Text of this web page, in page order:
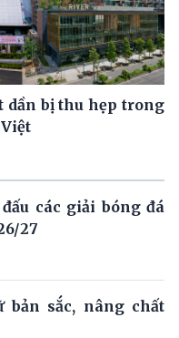
dần bị thu hẹp trong
các giải bóng đá
27
bản sắc, nâng chất